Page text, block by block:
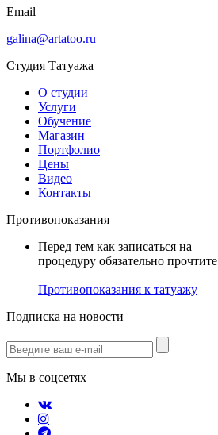
Email
galina@artatoo.ru
Студия Татуажа
О студии
Услуги
Обучение
Магазин
Портфолио
Цены
Видео
Контакты
Противопоказания
Перед тем как записаться на
процедуру обязательно прочтите
Противопоказания к татуажу
Подписка на новости
Мы в соцсетях